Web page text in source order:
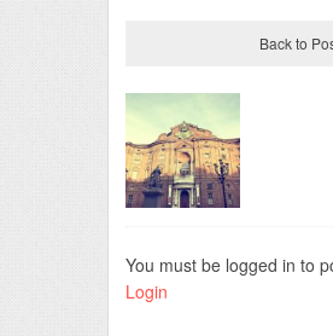
Back to
You must be logged in to
Login